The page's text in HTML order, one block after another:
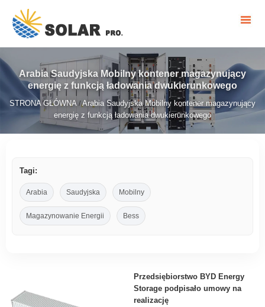
Arabia Saudyjska Mobilny kontener magazynujący
energię z funkcją ładowania dwukierunkowego
STRONA GŁÓWNA /Arabia Saudyjska Mobilny kontener magazynujący
energię z funkcją ładowania dwukierunkowego
Tagi:
Arabia Saudyjska Mobilny
Magazynowanie Energii Bess
Przedsiębiorstwo BYD Energy
Storage podpisało umowy na
realizację